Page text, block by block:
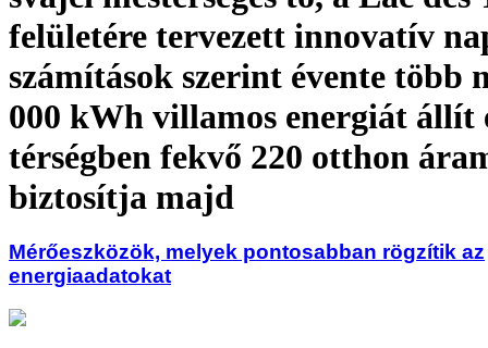
felületére tervezett innovatív
számítások szerint évente több
000 kWh villamos energiát állít
térségben fekvő 220 otthon
biztosítja majd
Mérőeszközök, melyek pontosabban rögzítik az
energiaadatokat